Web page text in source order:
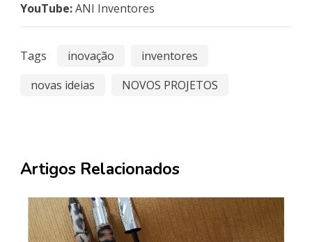
YouTube:ANI Inventores
Tags inovação
inventores
novas ideias
NOVOS PROJETOS
Artigos Relacionados